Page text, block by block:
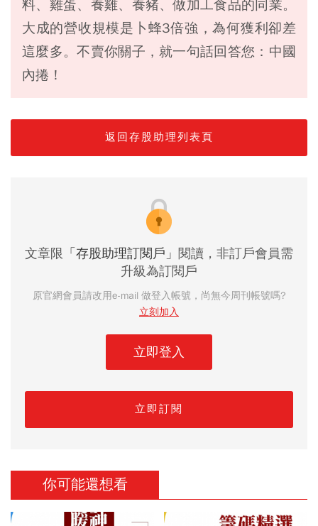
料、雞蛋、養雞、養豬、做加工食品的同業。
大成的營收規模是卜蜂3倍強，為何獲利卻差
這麼多。不賣你關子，就一句話回答您：中國
內捲！
返回存股助理列表頁
文章限 「存股助理訂閱戶」 閱讀，非訂戶會員需
升級為訂閱戶
原官網會員請改用e-mail 做登入帳號，尚無今周刊帳號嗎?
立刻加入
立即登入
立即訂閱
你可能還想看